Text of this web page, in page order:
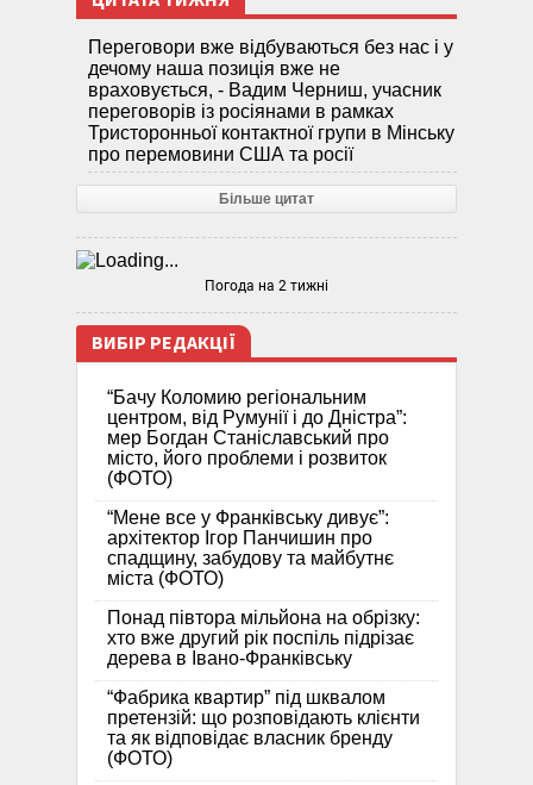
Переговори вже відбуваються без нас і у
дечому наша позиція вже не
враховується, - Вадим Черниш, учасник
переговорів із росіянами в рамках
Тристоронньої контактної групи в Мінську
про перемовини США та росії
Більше цитат
Погода на 2 тижні
ВИБІР РЕДАКЦІЇ
“Бачу Коломию регіональним
центром, від Румунії і до Дністра”:
мер Богдан Станіславський про
місто, його проблеми і розвиток
(ФОТО)
“Мене все у Франківську дивує”:
архітектор Ігор Панчишин про
спадщину, забудову та майбутнє
міста (ФОТО)
Понад півтора мільйона на обрізку:
хто вже другий рік поспіль підрізає
дерева в Івано-Франківську
“Фабрика квартир” під шквалом
претензій: що розповідають клієнти
та як відповідає власник бренду
(ФОТО)